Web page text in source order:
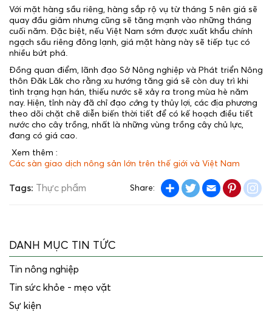
Với mặt hàng sầu riêng, hàng sắp rộ vụ từ tháng 5 nên giá sẽ
quay đầu giảm nhưng cũng sẽ tăng mạnh vào những tháng
cuối năm. Đặc biệt, nếu Việt Nam sớm được xuất khẩu chính
ngạch sầu riêng đông lạnh, giá mặt hàng này sẽ tiếp tục có
nhiều bứt phá.
Đồng quan điểm, lãnh đạo Sở Nông nghiệp và Phát triển Nông
thôn Đăk Lăk cho rằng xu hướng tăng giá sẽ còn duy trì khi
tình trạng hạn hán, thiếu nước sẽ xảy ra trong mùa hè năm
nay. Hiện, tỉnh này đã chỉ đạo công ty thủy lợi, các địa phương
theo dõi chặt chẽ diễn biến thời tiết để có kế hoạch điều tiết
nước cho cây trồng, nhất là những vùng trồng cây chủ lực,
đang có giá cao.
Xem thêm :
Các sàn giao dịch nông sản lớn trên thế giới và Việt Nam
Tags: Thực phẩm Share: Share TwitterEmail
DANH MỤC TIN TỨC
Tin nông nghiệp
Tin sức khỏe - mẹo vặt
Sự kiện